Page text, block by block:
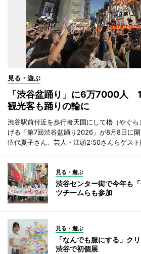
見る・遊ぶ
「渋谷盆踊り」に6万7000人
観光客も踊りの輪に
渋谷駅前付近を歩行者天国にして櫓（やぐ
げる「第7回渋谷盆踊り2026」が8月8日に
伍代夏子さん、芸人・江頭2:50さんらゲスト
見る・遊ぶ
渋谷センター街で今年も
ツチームらも参加
見る・遊ぶ
「なんでも服にする」ク
渋谷で初個展